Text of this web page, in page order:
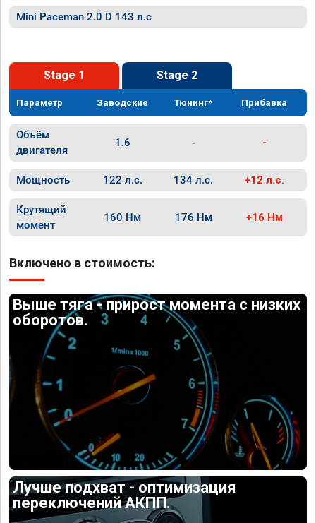
Mini Paceman 2.0 D 143 л.с
Stage 1 Stage 2
Параметр Заводские Тюнинг* Прибавка
Объём
двигателя
1.6 - -
Мощность 122 л.с. 134 л.с. +12 л.с.
Крутящий
момент
160 Нм 176 Нм +16 Нм
Включено в стоимость:
Выше тяга - прирост момента с низких
оборотов.
Лучше подхват - оптимизация
переключений АКПП.